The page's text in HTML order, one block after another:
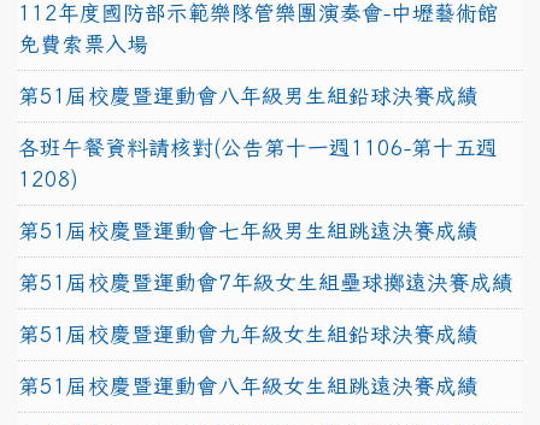
112年度國防部示範樂隊管樂團演奏會-中壢藝術館
免費索票入場
第51屆校慶暨運動會八年級男生組鉛球決賽成績
各班午餐資料請核對(公告第十一週1106-第十五週
1208)
第51屆校慶暨運動會七年級男生組跳遠決賽成績
第51屆校慶暨運動會7年級女生組壘球擲遠決賽成績
第51屆校慶暨運動會九年級女生組鉛球決賽成績
第51屆校慶暨運動會八年級女生組跳遠決賽成績